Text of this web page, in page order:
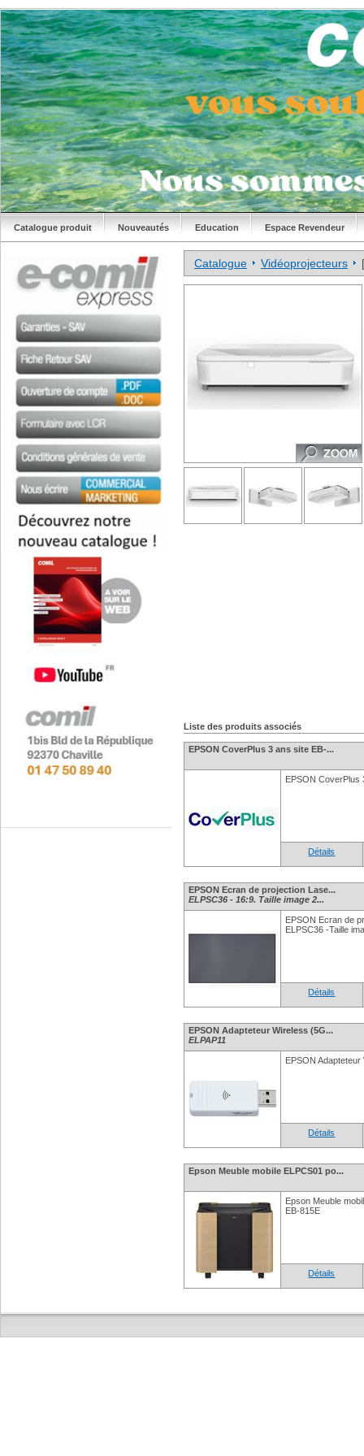
Catalogue produit Nouveautés Education Espace Revendeur
Catalogue Vidéoprojecteurs
Liste des produits associés
EPSON CoverPlus 3 ans site EB-...
EPSON CoverPlus
Détails
EPSON Ecran de projection Lase...
ELPSC36 - 16:9. Taille image 2...
EPSON Ecran de
ELPSC36 -Taille
Détails
EPSON Adapteteur Wireless (5G...
ELPAP11
EPSON
Détails
Epson Meuble mobile ELPCS01 po...
Epson Meuble
EB-815E
Détails